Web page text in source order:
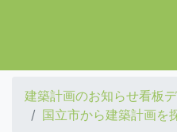
建築計画のお知らせ看板
国立市から建築計画を